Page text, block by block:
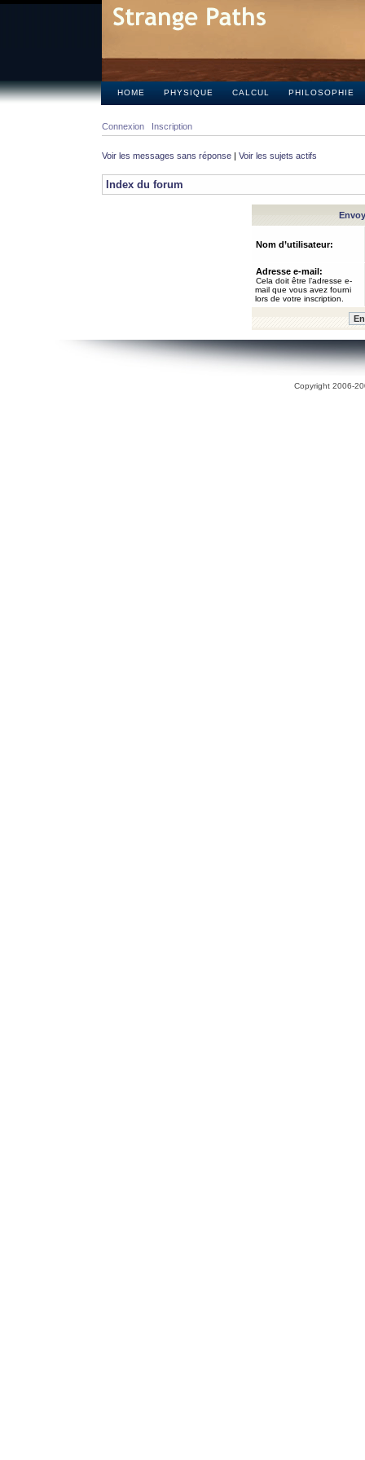
HOME PHYSIQUE CALCUL PHILOSOPHIE
Connexion Inscription
Voir les messages sans réponse | Voir les sujets actifs
Index du forum
Nom d’utilisateur:
Adresse e-mail:
Cela doit être l’adresse e-
mail que vous avez fourni
lors de votre inscription.
Copyright 2006-